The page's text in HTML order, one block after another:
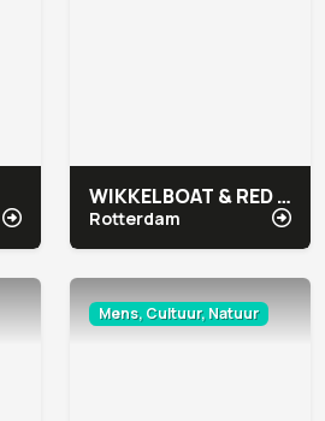
WIKKELBOAT & RED APPLE MARINA
Rotterdam
Mens, Cultuur, Natuur